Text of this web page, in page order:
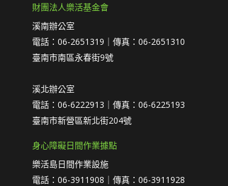
財團法人樂活基金會
溪南辦公室
電話：06-2651319｜傳真：06-2651310
臺南市南區永春街9號
溪北辦公室
電話：06-6222913｜傳真：06-6225193
臺南市新營區新北街204號
身心障礙日間作業據點
樂活島日間作業設施
電話：06-3911908｜傳真：06-3911928